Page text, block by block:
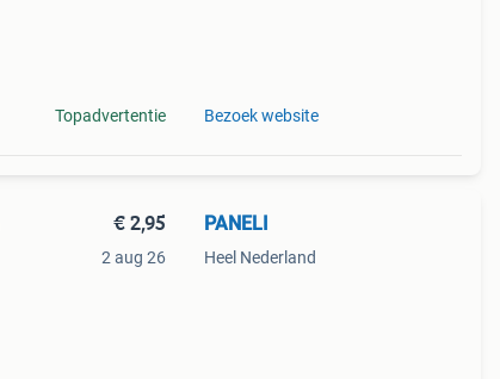
Topadvertentie Bezoek website
€ 2,95
2 aug 26
PANELI
Heel Nederland